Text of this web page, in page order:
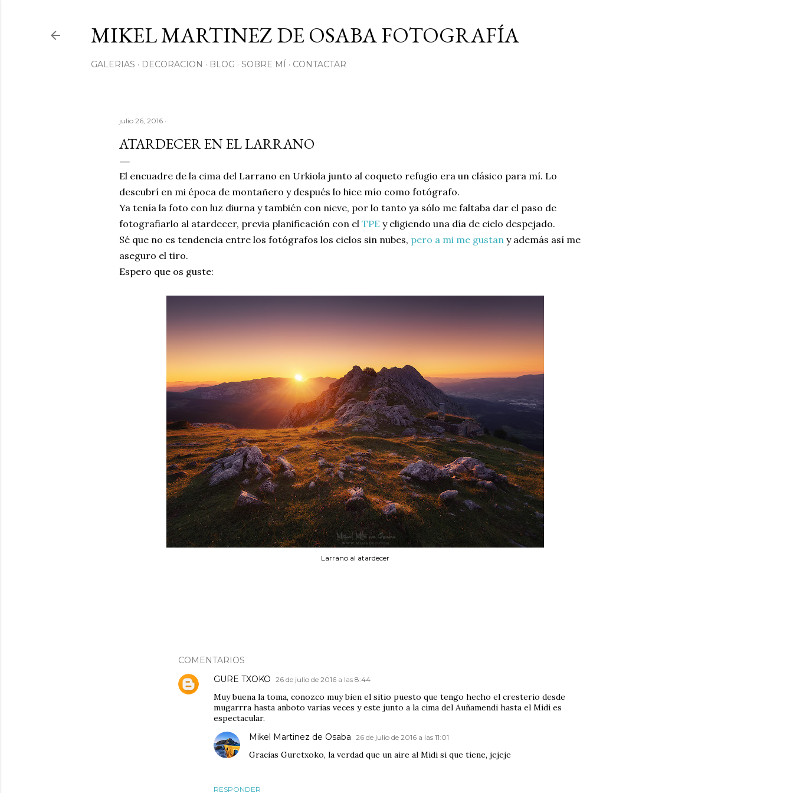
MIKEL MARTINEZ DE OSABA FOTOGRAFÍA
GALERIAS DECORACION BLOG SOBRE MÍ CONTACTAR
julio 26, 2016
ATARDECER EN EL LARRANO
El encuadre de la cima del Larrano en Urkiola junto al coqueto refugio era un clásico para mí. Lo
descubrí en mi época de montañero y después lo hice mío como fotógrafo.
Ya tenía la foto con luz diurna y también con nieve, por lo tanto ya sólo me faltaba dar el paso de
fotografiarlo al atardecer, previa planificación con el TPE y eligiendo una día de cielo despejado.
Sé que no es tendencia entre los fotógrafos los cielos sin nubes, pero a mi me gustan y además así me
aseguro el tiro.
Espero que os guste:
Larrano al atardecer
COMENTARIOS
GURE TXOKO 26 de julio de 2016 a las 8:44
Muy buena la toma, conozco muy bien el sitio puesto que tengo hecho el cresterio desde
mugarrra hasta anboto varias veces y este junto a la cima del Auñamendi hasta el Midi es
espectacular.
RESPONDER
Mikel Martinez de Osaba 26 de julio de 2016 a las 11:01
Gracias Guretxoko, la verdad que un aire al Midi si que tiene, jejeje